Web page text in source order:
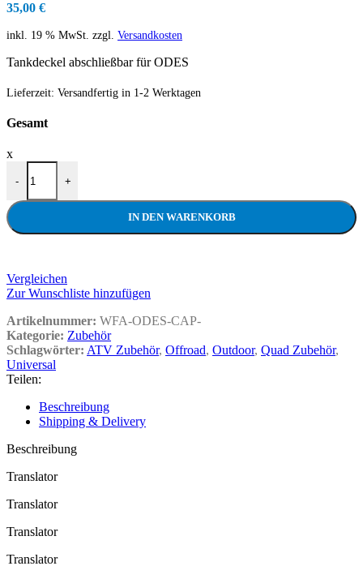
35,00 €
inkl. 19 % MwSt. zzgl. Versandkosten
Tankdeckel abschließbar für ODES
Lieferzeit: Versandfertig in 1-2 Werktagen
Gesamt
x
- +
IN DEN WARENKORB
Vergleichen
Zur Wunschliste hinzufügen
Artikelnummer: WFA-ODES-CAP-
Kategorie: Zubehör
Schlagwörter: ATV Zubehör, Offroad, Outdoor, Quad Zubehör,
Universal
Teilen:
Beschreibung
Shipping & Delivery
Beschreibung
Translator
Translator
Translator
Translator